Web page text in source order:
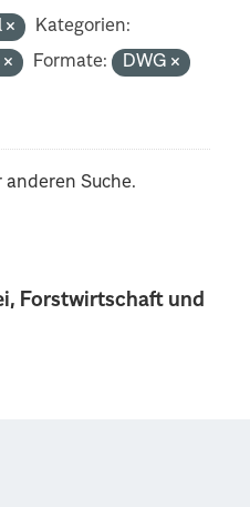
Forstwirtschaft und
Kategorien:
Formate: DWG
anderen Suche.